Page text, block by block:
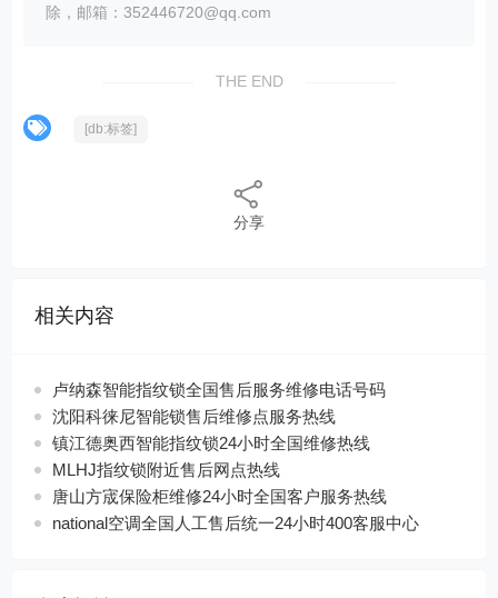
除，邮箱：352446720@qq.com
THE END
[db:标签]
分享
相关内容
卢纳森智能指纹锁全国售后服务维修电话号码
沈阳科徕尼智能锁售后维修点服务热线
镇江德奥西智能指纹锁24小时全国维修热线
MLHJ指纹锁附近售后网点热线
唐山方宬保险柜维修24小时全国客户服务热线
national空调全国人工售后统一24小时400客服中心